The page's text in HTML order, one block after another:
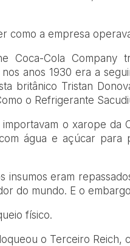
como a empresa
Coca-Cola Company
anos 1930 era a
britânico Tristan
o Refrigerante
importavam o xarope
água e açúcar para
insumos eram
do mundo. E o
físico.
o Terceiro Reich,